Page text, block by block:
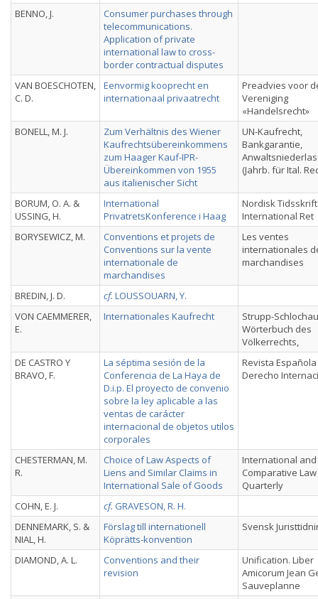
BENNO, J.
Consumer purchases through
telecommunications.
Application of private
international law to cross-
border contractual disputes
VAN BOESCHOTEN,
C. D.
Eenvormig kooprecht en
internationaal privaatrecht
Preadvies voor
Vereniging
«Handelsrecht»
BONELL, M. J.
Zum Verhältnis des Wiener
Kaufrechtsübereinkommens
zum Haager Kauf-IPR-
Übereinkommen von 1955
aus italienischer Sicht
UN-Kaufrecht,
Bankgarantie,
(Jahrb. für Ital.
BORUM, O. A. &
USSING, H.
International
PrivatretsKonference i Haag
Nordisk
International Ret
BORYSEWICZ, M.
Conventions et projets de
Conventions sur la vente
internationale de
marchandises
Les ventes
internationales
marchandises
BREDIN, J. D. cf. LOUSSOUARN, Y.
VON CAEMMERER,
E.
Internationales Kaufrecht
Strupp-
Wörterbuch des
Völkerrechts,
DE CASTRO Y
BRAVO, F.
La séptima sesión de la
Conferencia de La Haya de
D.i.p. El proyecto de convenio
sobre la ley aplicable a las
ventas de carácter
internacional de objetos utilos
corporales
Revista
Derecho
CHESTERMAN, M.
R.
Choice of Law Aspects of
Liens and Similar Claims in
International Sale of Goods
International and
Comparative Law
Quarterly
COHN, E. J.
cf. GRAVESON, R. H.
DENNEMARK, S. &
NIAL, H.
Förslag till internationell
Köprätts-konvention
Svensk
DIAMOND, A. L.
Conventions and their
revision
Unification. Liber
Amicorum Jean
Sauveplanne